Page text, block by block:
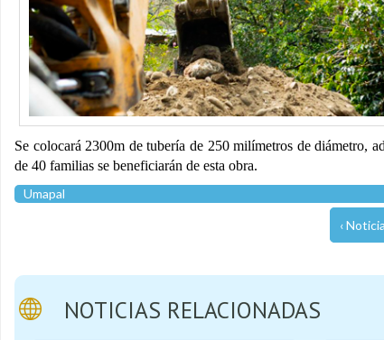
Se colocará 2300m de tubería de 250 milímetros de diámetro,
de 40 familias se beneficiarán de esta obra.
Umapal
‹
NOTICIAS RELACIONADAS